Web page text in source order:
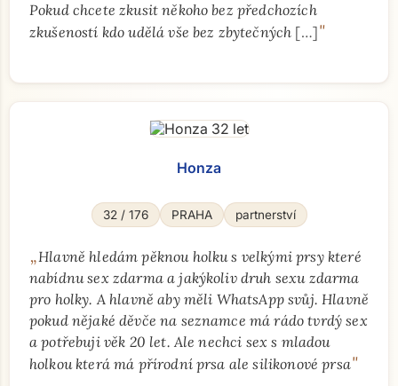
Pokud chcete zkusit někoho bez předchozích
zkušeností kdo udělá vše bez zbytečných […]"
Honza
32 / 176 PRAHA partnerství
„Hlavně hledám pěknou holku s velkými prsy které
nabídnu sex zdarma a jakýkoliv druh sexu zdarma
pro holky. A hlavně aby měli WhatsApp svůj. Hlavně
pokud nějaké děvče na seznamce má rádo tvrdý sex
a potřebuji věk 20 let. Ale nechci sex s mladou
holkou která má přírodní prsa ale silikonové prsa"